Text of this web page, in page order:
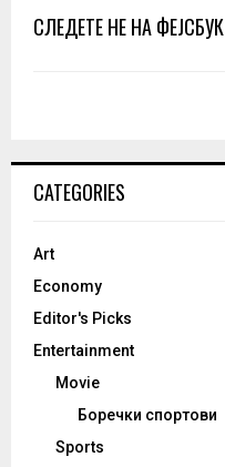
СЛЕДЕТЕ НЕ НА ФЕЈСБУК
CATEGORIES
Art
Economy
Editor's Picks
Entertainment
Movie
Боречки спортови
Sports